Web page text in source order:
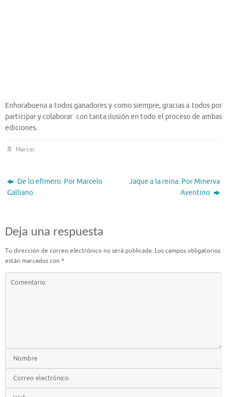
Enhorabuena a todos ganadores y como siempre, gracias a todos por
participar y colaborar con tanta ilusión en todo el proceso de ambas
ediciones.
Marcar.
De lo efímero. Por Marcelo
Galliano
Jaque a la reina. Por Minerva
Aventino
Deja una respuesta
Tu dirección de correo electrónico no será publicada. Los campos obligatorios
están marcados con *